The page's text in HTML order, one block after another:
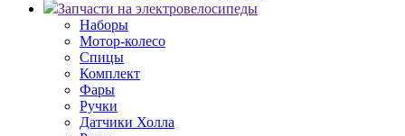
Запчасти на электровелосипеды
Наборы
Мотор-колесо
Спицы
Комплект
Фары
Ручки
Датчики Холла